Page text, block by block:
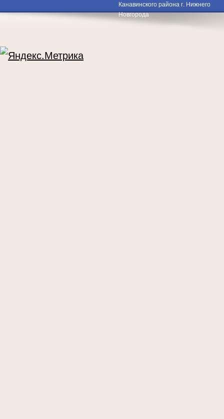
Канавинского района г. Нижнего
Новгорода